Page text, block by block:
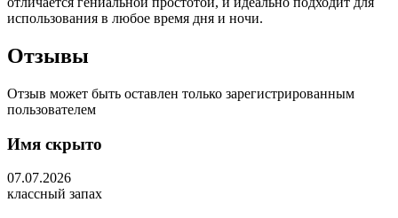
использования в любое время дня и ночи.
Отзывы
Отзыв может быть оставлен только зарегистрированным
пользователем
Имя скрыто
07.07.2026
классный запах